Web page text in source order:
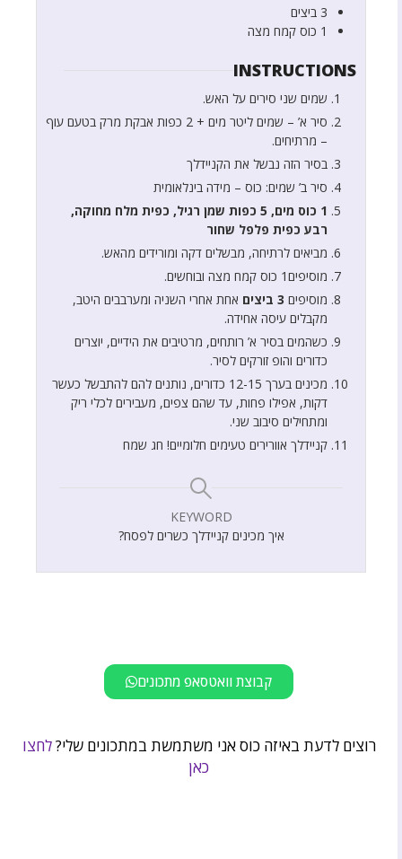
3 ביצים
1 כוס קמח מצה
INSTRUCTIONS
שמים שני סירים על האש.
סיר א’ – שמים ליטר מים + 2 כפות אבקת מרק בטעם עוף
– מרתיחים.
בסיר הזה נבשל את הקניידלך
סיר ב’ שמים: כוס – מידה בינלאומית
1 כוס מים, 5 כפות שמן רגיל, כפית מלח מחוקה,
רבע כפית פלפל שחור
מביאים לרתיחה, מבשלים דקה ומורידים מהאש.
מוסיפים1 כוס קמח מצה ובוחשים.
מוסיפים 3 ביצים
אחת אחרי השניה ומערבבים היטב,
מקבלים עיסה אחידה.
כשהמים בסיר א’ רותחים, מרטיבים את הידיים, יוצרים
כדורים והופ זורקים לסיר.
מכינים בערך 12-15 כדורים, נותנים להם להתבשל כעשר
דקות, אפילו פחות, עד שהם צפים, מעבירים לכלי ריק
ומתחילים סיבוב שני.
קניידלך אוורירים טעימים חלומיים! חג שמח
KEYWORD
איך מכינים קניידלך כשרים לפסח?
קבוצת וואטסאפ מתכונים
רוצים לדעת באיזה כוס אני משתמשת במתכונים שלי?לחצו
כאן